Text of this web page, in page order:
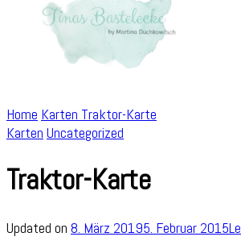
Home Karten Traktor-Karte
Karten Uncategorized
Traktor-Karte
Updated on 8. März 20195. Februar 2015